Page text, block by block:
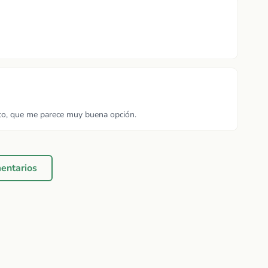
que me parece muy buena opción.